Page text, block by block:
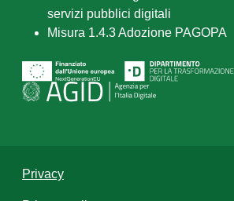
servizi pubblici digitali
Misura 1.4.3 Adozione PAGOPA
Privacy